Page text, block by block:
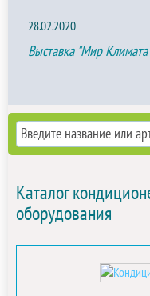
28.02.2020
Выставка "Мир
Каталог
оборудования